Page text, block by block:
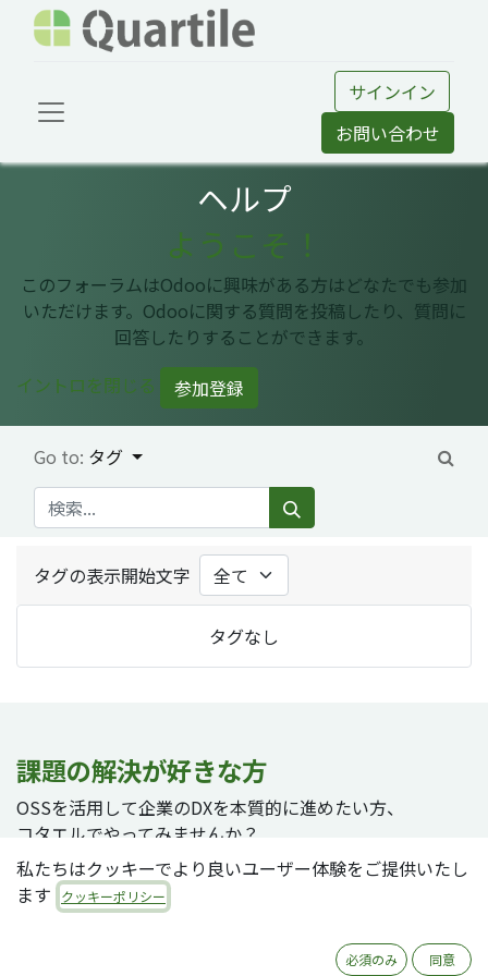
サインイン
お問い合わせ
ヘルプ
ようこそ！
このフォーラムはOdooに興味がある方はどなたでも参加
いただけます。Odooに関する質問を投稿したり、質問に
回答したりすることができます。
イントロを閉じる
参加登録
Go to: タグ
タグの表示開始文字
タグなし
課題の解決が好きな方
OSSを活用して企業のDXを本質的に進めたい方、
コタエルでやってみませんか？
私たちはクッキーでより良いユーザー体験をご提供いたし
ます
クッキーポリシー
必須のみ 同意